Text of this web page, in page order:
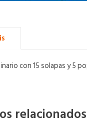
con 15 solapas y 5
relacionados